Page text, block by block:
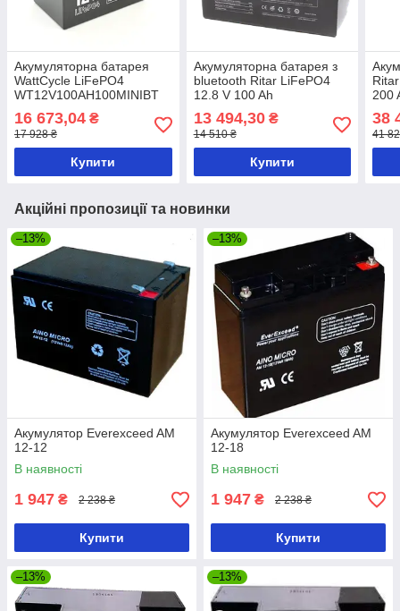
Акумуляторна батарея
WattCycle LiFePO4
WT12V100AH100MINIBT
Bluetooth 12.8 V 100 Ah
16 673,04 ₴
17 928 ₴
Купити
Акумуляторна батарея з
bluetooth Ritar LiFePO4
12.8 V 100 Ah
13 494,30₴
14 510 ₴
Купити
200
38
41
Акційні пропозиції та новинки
–13%
Акумулятор Everexceed AM
12-12
В наявності
1 947 ₴ 2 238 ₴
Купити
–13%
Акумулятор Everexceed AM
12-18
В наявності
1 947 ₴ 2 238 ₴
Купити
–13% –13%